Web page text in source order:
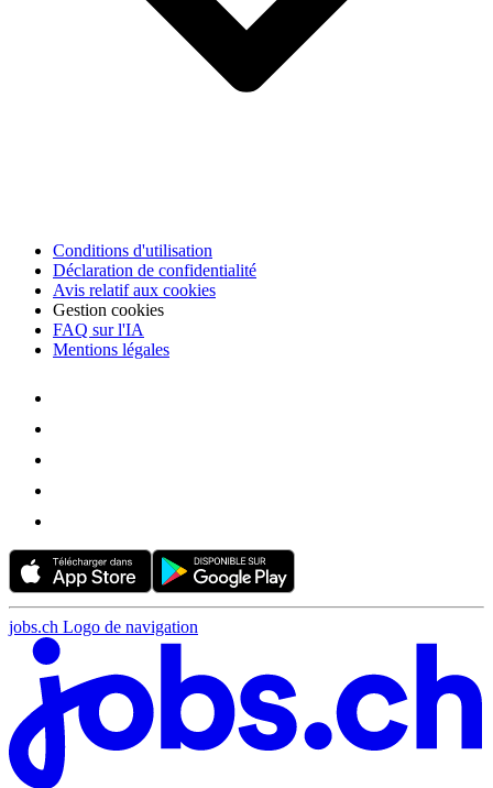
Conditions d'utilisation
Déclaration de confidentialité
Avis relatif aux cookies
Gestion cookies
FAQ sur l'IA
Mentions légales
jobs.ch Logo de navigation